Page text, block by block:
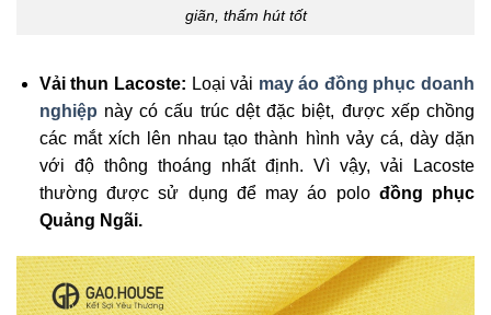
giãn, thấm hút tốt
Vải thun Lacoste: Loại vải may áo đồng phục doanh
nghiệp này có cấu trúc dệt đặc biệt, được xếp chồng
các mắt xích lên nhau tạo thành hình vảy cá, dày dặn
với độ thông thoáng nhất định. Vì vậy, vải Lacoste
thường được sử dụng để may áo polo đồng phục
Quảng Ngãi.